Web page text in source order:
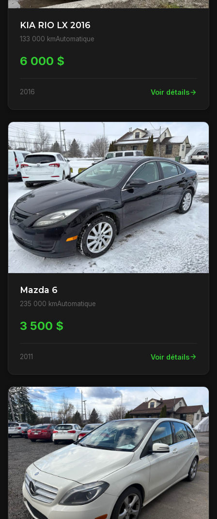
KIA RIO LX 2016
133 000 kmAutomatique
6 000 $
2016 Voir détails
Mazda 6
235 000 kmAutomatique
3 500 $
2011 Voir détails